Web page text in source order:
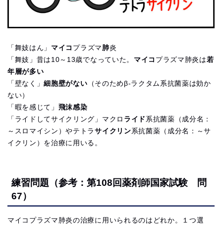
「舞妓はん」 マイコ プラズマ 肺炎
「舞妓」昔は10～13歳でなっていた。 マイコ プラズマ肺炎は若
年層が多い
「壁なく」細胞壁がない （そのためβ-ラクタム系抗菌薬は効か
ない）
「暇を感じて」 飛沫感染
「ライドしてサイクリング」マクロ ライド 系抗菌薬（成分名：
～スロマイシン）やテトラサイクリン 系抗菌薬（成分名：～サ
イクリン）を治療に用いる。
練習問題（参考：第108回薬剤師国家試験 問
67）
マイコプラズマ肺炎の治療に用いられるのはどれか。１つ選